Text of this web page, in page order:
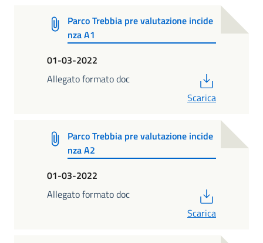
Parco Trebbia pre valutazione incide
nza A1
01-03-2022
Allegato formato doc
Scarica
Parco Trebbia pre valutazione incide
nza A2
01-03-2022
Allegato formato doc
Scarica